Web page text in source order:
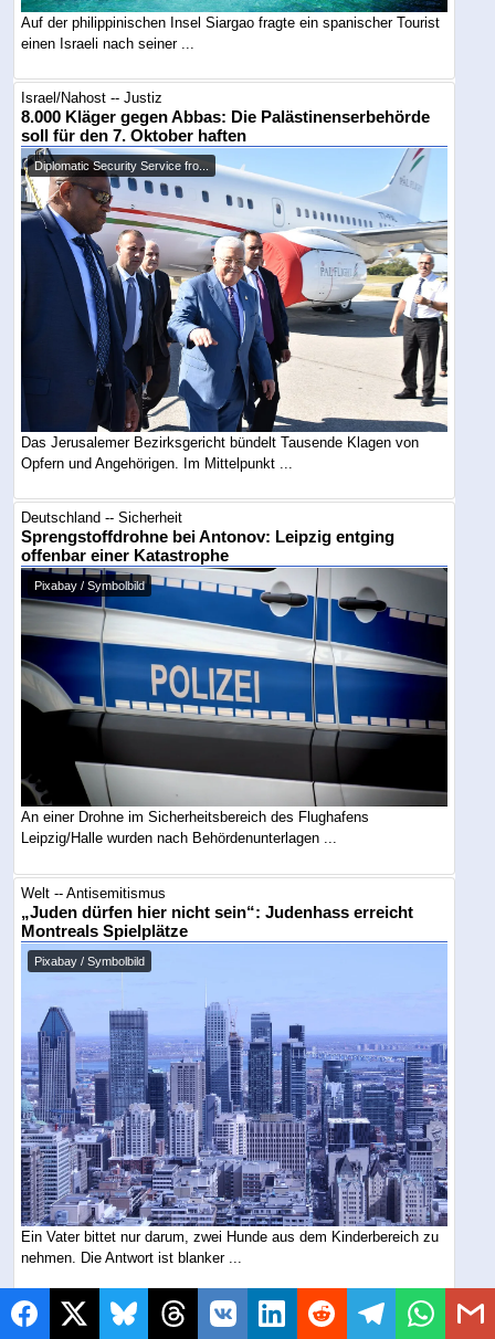
Auf der philippinischen Insel Siargao fragte ein spanischer Tourist
einen Israeli nach seiner ...
Israel/Nahost -- Justiz
8.000 Kläger gegen Abbas: Die Palästinenserbehörde
soll für den 7. Oktober haften
Diplomatic Security Service fro...
Das Jerusalemer Bezirksgericht bündelt Tausende Klagen von
Opfern und Angehörigen. Im Mittelpunkt ...
Deutschland -- Sicherheit
Sprengstoffdrohne bei Antonov: Leipzig entging
offenbar einer Katastrophe
Pixabay / Symbolbild
An einer Drohne im Sicherheitsbereich des Flughafens
Leipzig/Halle wurden nach Behördenunterlagen ...
Welt -- Antisemitismus
„Juden dürfen hier nicht sein“: Judenhass erreicht
Montreals Spielplätze
Pixabay / Symbolbild
Ein Vater bittet nur darum, zwei Hunde aus dem Kinderbereich zu
nehmen. Die Antwort ist blanker ...
USA -- Sicherheit
Fast leer geschossen: Iran-Krieg frisst Amerikas